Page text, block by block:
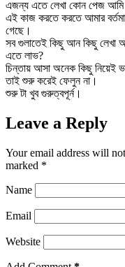
এজন্য এতে লেখা কোন পেজ আমি
এই কাজ করতে করতে আমার
গেছে।
সব গুলাতেই কিছু আন কিছু লেখা
এতে লাভ?
চিন্তায় আসা অনেক কিছু নিয়েই
তাই শুরু করেই ফেলুন না।
শুরু টা খুব গুরুত্বপূর্ন।
Leave a Reply
Your email address will
marked *
Name
Email
Website